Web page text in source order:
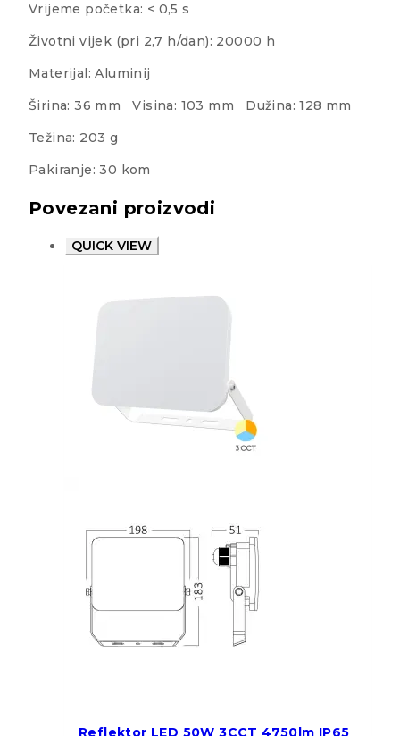
Vrijeme početka: < 0,5 s
Životni vijek (pri 2,7 h/dan): 20000 h
Materijal: Aluminij
Širina: 36 mm Visina: 103 mm Dužina: 128 mm
Težina: 203 g
Pakiranje: 30 kom
Povezani proizvodi
QUICK VIEW
Reflektor LED 50W 3CCT 4750lm IP65